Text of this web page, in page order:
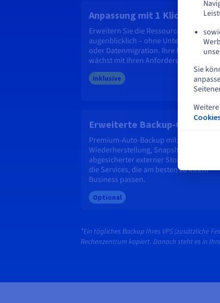
Anpassung mit 1 Klick
Erweitern Sie die Ressourcen Ihres VPS
augenblicklich – ohne Unterbrechungen
oder Datenmigration. Ihre
wächst mit Ihren Anforderungen.
Inklusive
Erweiterte Backup-Optionen*
Premium-Auto-Backup mit 7-tägiger
Wiederherstellung, Snapshots oder
abgesicherter externer Storage: Wählen
die Services, die am besten zu Ihrem
Business passen.
Optional
*Ein tägliches Backup Ihres VPS (zusätzliche
Rechenzentrum kopiert. Danach steht es in
Sie